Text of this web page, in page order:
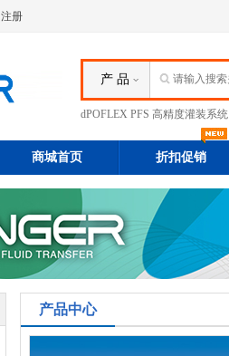
注册
产 品
dPOFLEX PFS 高精度灌装系统
商城首页 折扣促销
产品中心